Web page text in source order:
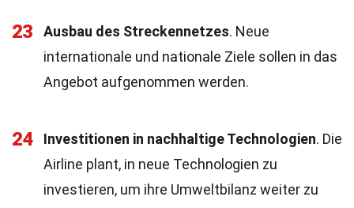
23 Ausbau des Streckennetzes. Neue
internationale und nationale Ziele sollen in das
Angebot aufgenommen werden.
24 Investitionen in nachhaltige Technologien. Die
Airline plant, in neue Technologien zu
investieren, um ihre Umweltbilanz weiter zu